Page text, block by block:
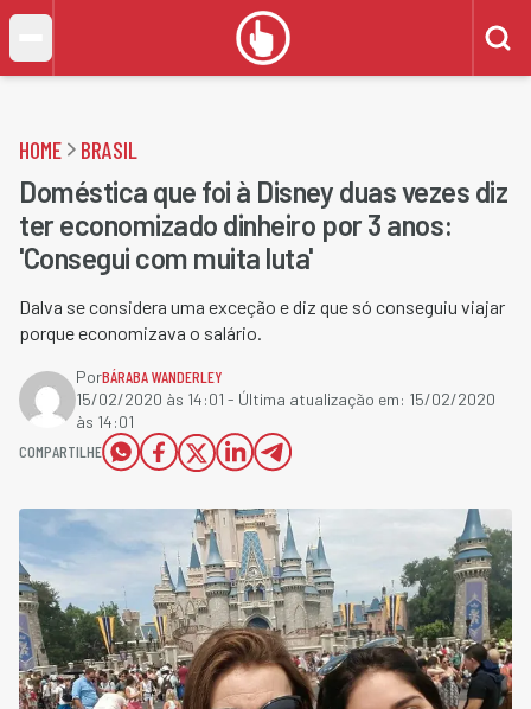
HOME BRASIL
Doméstica que foi à Disney duas vezes diz
ter economizado dinheiro por 3 anos:
'Consegui com muita luta'
Dalva se considera uma exceção e diz que só conseguiu viajar
porque economizava o salário.
PorBÁRABA WANDERLEY
15/02/2020 às 14:01 - Última atualização em: 15/02/2020
às 14:01
COMPARTILHE